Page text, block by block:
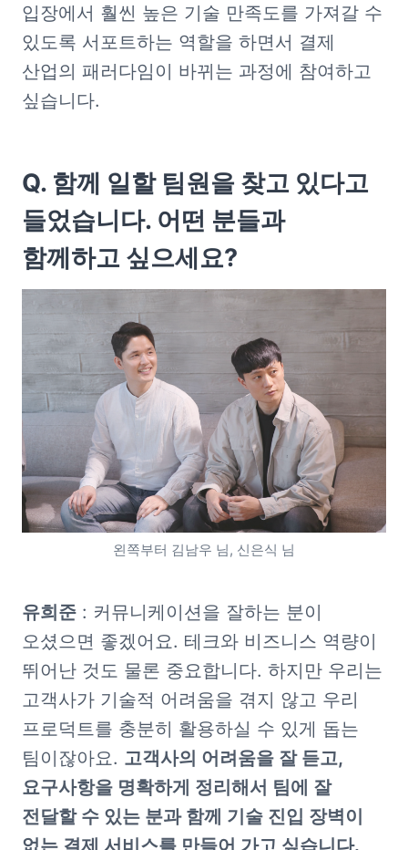
입장에서 훨씬 높은 기술 만족도를 가져갈 수
있도록 서포트하는 역할을 하면서 결제
산업의 패러다임이 바뀌는 과정에 참여하고
싶습니다.
Q. 함께 일할 팀원을 찾고 있다고
들었습니다. 어떤 분들과
함께하고 싶으세요?
왼쪽부터 김남우 님, 신은식 님
유희준 : 커뮤니케이션을 잘하는 분이
오셨으면 좋겠어요. 테크와 비즈니스 역량이
뛰어난 것도 물론 중요합니다. 하지만 우리는
고객사가 기술적 어려움을 겪지 않고 우리
프로덕트를 충분히 활용하실 수 있게 돕는
팀이잖아요. 고객사의 어려움을 잘 듣고,
요구사항을 명확하게 정리해서 팀에 잘
전달할 수 있는 분과 함께 기술 진입 장벽이
없는 결제 서비스를 만들어 가고 싶습니다.